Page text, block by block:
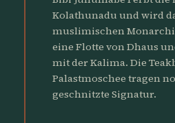
Kolathunadu und wird
muslimischen
eine Flotte von Dhaus
mit der Kalima. Die
Palastmoschee tragen
geschnitzte Signatur.